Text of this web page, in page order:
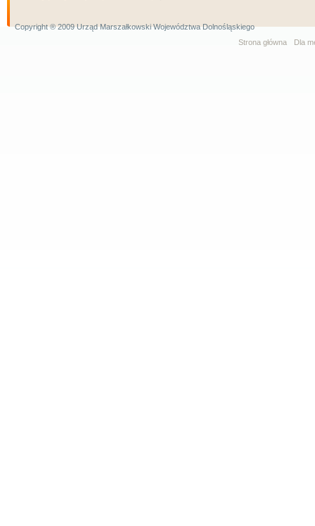
Copyright ® 2009 Urząd Marszałkowski Województwa Dolnośląskiego
Strona główna
Dla